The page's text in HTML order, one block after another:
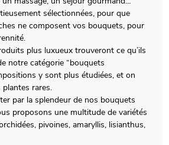
sélectionnées, pour que
ne composent vos bouquets, pour
plus luxueux trouveront ce qu’ils
notre catégorie “bouquets
y sont plus étudiées, et on
plantes rares.
par la splendeur de nos bouquets
proposons une multitude de variétés
pivoines, amaryllis, lisianthus,